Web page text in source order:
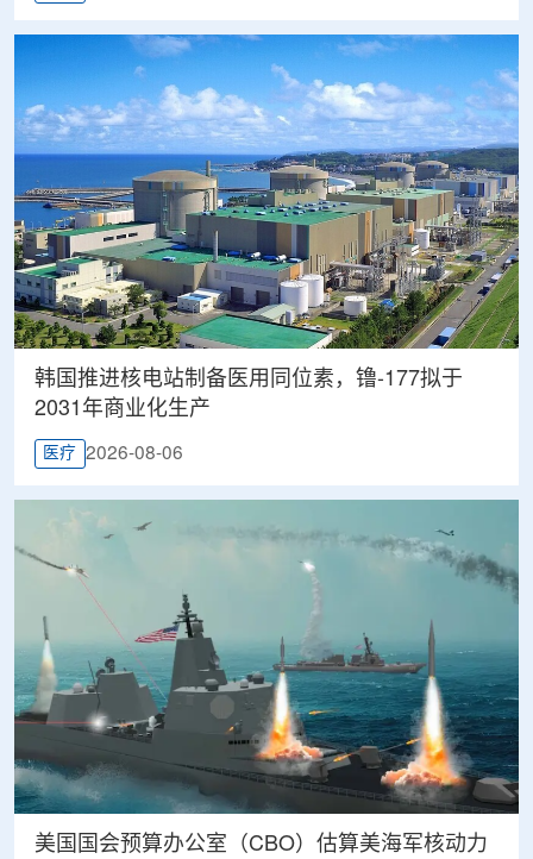
韩国推进核电站制备医用同位素，镥-177拟于
2031年商业化生产
医疗 2026-08-06
美国国会预算办公室（CBO）估算美海军核动力